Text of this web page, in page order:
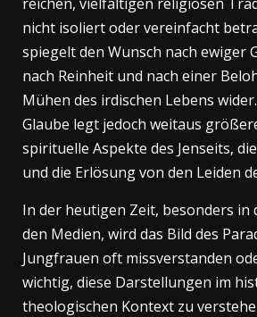
nicht isoliert oder vereinfacht
spiegelt den Wunsch nach ewiger
nach Reinheit und nach einer
Mühen des irdischen Lebens
Glaube legt jedoch weitaus
spirituelle Aspekte des Jenseits,
und die Erlösung von den Leiden
In der heutigen Zeit, besonders in
den Medien, wird das Bild des
Jungfrauen oft missverstanden
wichtig, diese Darstellungen im
theologischen Kontext zu